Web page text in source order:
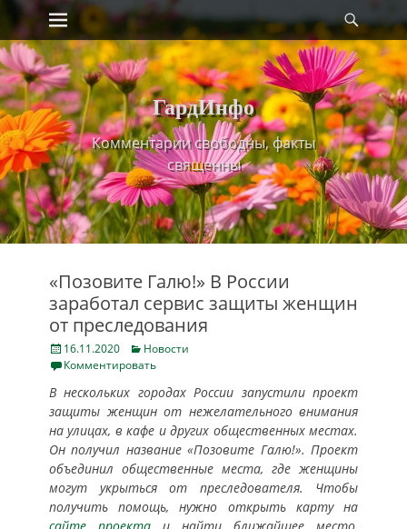
Skip
content
Primary Menu
ГардИнфо
Комментарии свободны, факты
священны
«Позовите Галю!» В России
заработал сервис защиты женщин
от преследования
Posted
on
16.11.2020 Categories
Новости
Комментировать
В нескольких городах России запустили проект
защиты женщин от нежелательного внимания
на улицах, в кафе и других общественных местах.
Он получил название «Позовите Галю!». Проект
объединил общественные места, где женщины
могут укрыться от преследователя. Чтобы
получить помощь, нужно открыть карту на